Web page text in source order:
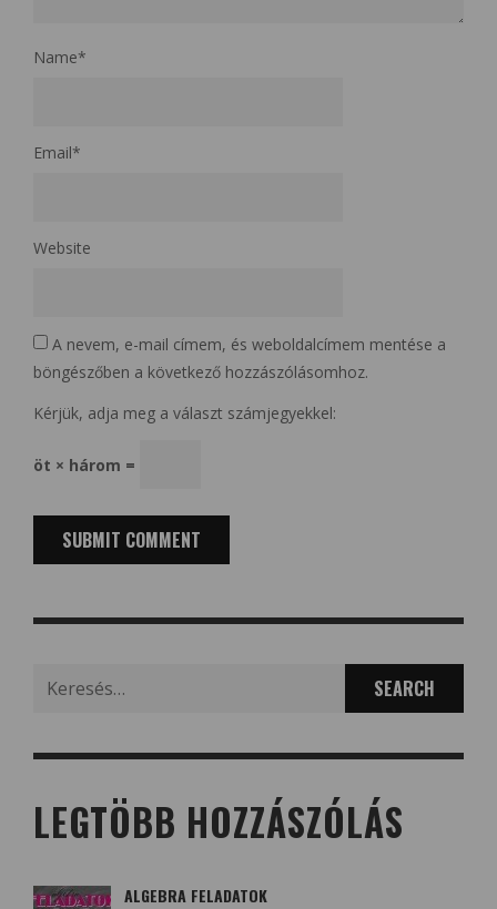
Name*
Email*
Website
A nevem, e-mail címem, és weboldalcímem mentése a
böngészőben a következő hozzászólásomhoz.
Kérjük, adja meg a választ számjegyekkel:
öt × három =
LEGTÖBB HOZZÁSZÓLÁS
ALGEBRA FELADATOK